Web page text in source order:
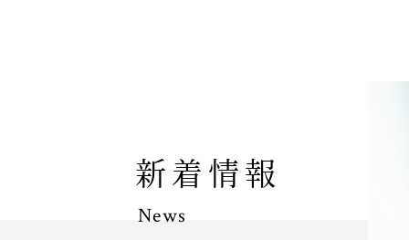
新着情報
News